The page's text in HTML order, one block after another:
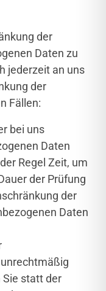
der
Daten zu
jederzeit an uns
der
Fällen:
bei uns
Daten
Regel Zeit, um
der Prüfung
der
Daten
statt der